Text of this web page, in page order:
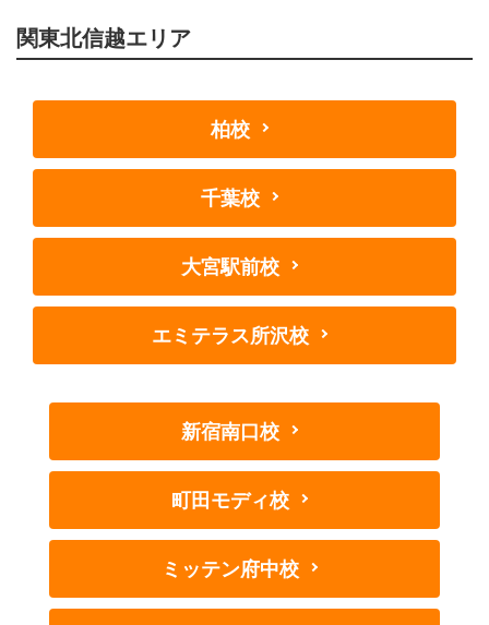
関東北信越エリア
柏校
千葉校
大宮駅前校
エミテラス所沢校
新宿南口校
町田モディ校
ミッテン府中校